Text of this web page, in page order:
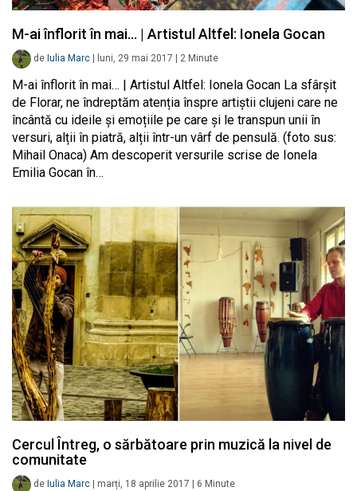
M-ai înflorit în mai… | Artistul Altfel: Ionela Gocan
de Iulia Marc luni, 29 mai 2017 2 Minute
M-ai înflorit în mai… | Artistul Altfel: Ionela Gocan La sfârșit
de Florar, ne îndreptăm atenția înspre artiștii clujeni care ne
încântă cu ideile și emoțiile pe care și le transpun unii în
versuri, alții în piatră, alții într-un vârf de pensulă. (foto sus:
Mihail Onaca) Am descoperit versurile scrise de Ionela
Emilia Gocan în…
Cercul Întreg, o sărbătoare prin muzică la nivel de
comunitate
de Iulia Marc marți, 18 aprilie 2017 6 Minute